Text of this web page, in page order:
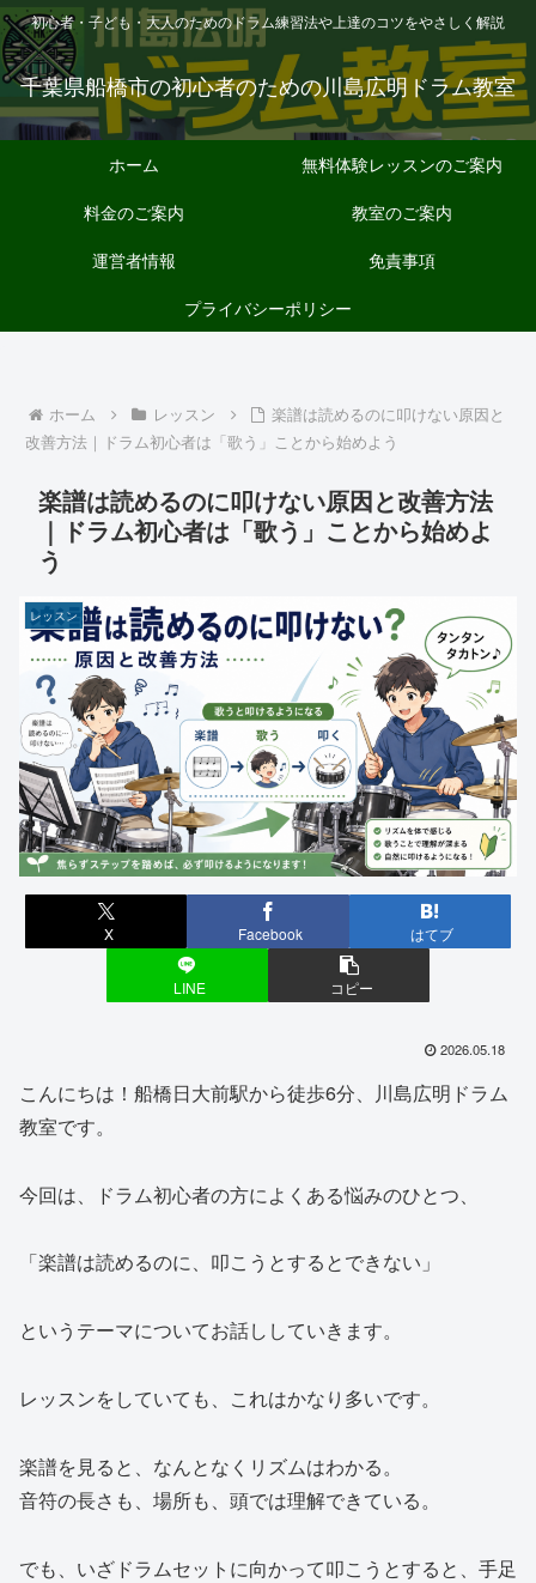
初心者・子ども・大人のためのドラム練習法や上達のコツをやさしく解説
千葉県船橋市の初心者のための川島広明ドラム教室
ホーム
無料体験レッスンのご案内
料金のご案内
教室のご案内
運営者情報
免責事項
プライバシーポリシー
ホーム レッスン
楽譜は読めるのに叩けない原因と
改善方法｜ドラム初心者は「歌う」ことから始めよう
楽譜は読めるのに叩けない原因と改善方法
｜ドラム初心者は「歌う」ことから始めよ
う
レッスン
X Facebook はてブ
LINE コピー
2026.05.18
こんにちは！船橋日大前駅から徒歩6分、川島広明ドラム
教室です。
今回は、ドラム初心者の方によくある悩みのひとつ、
「楽譜は読めるのに、叩こうとするとできない」
というテーマについてお話ししていきます。
レッスンをしていても、これはかなり多いです。
楽譜を見ると、なんとなくリズムはわかる。
音符の長さも、場所も、頭では理解できている。
でも、いざドラムセットに向かって叩こうとすると、手足